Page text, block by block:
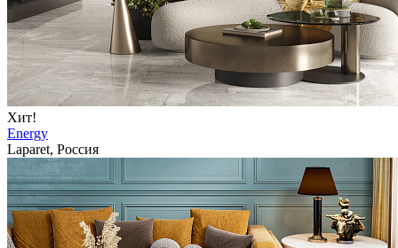
Хит!
Energy
Laparet, Россия